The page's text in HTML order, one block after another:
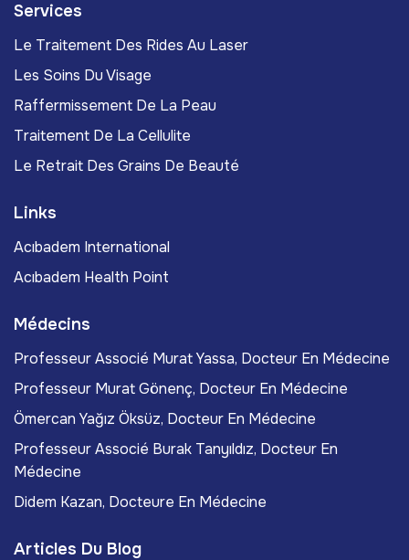
Services
Le Traitement Des Rides Au Laser
Les Soins Du Visage
Raffermissement De La Peau
Traitement De La Cellulite
Le Retrait Des Grains De Beauté
Links
Acıbadem International
Acıbadem Health Point
Médecins
Professeur Associé Murat Yassa, Docteur En Médecine
Professeur Murat Gönenç, Docteur En Médecine
Ömercan Yağız Öksüz, Docteur En Médecine
Professeur Associé Burak Tanyıldız, Docteur En
Médecine
Didem Kazan, Docteure En Médecine
Articles Du Blog